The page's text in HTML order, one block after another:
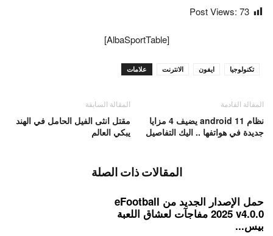
Post Views: 73
[AlbaSportTable]
علامات الانترنت ايفون تكنولوجيا
المقالة السابقة
مقتل انثى الفيل الحامل في الهند
يبكي العالم
المقالة القادمة
نظام android 11 يضيف 4 مزايا
جديدة في هواتفها .. اليك التفاصيل
المقالات ذات الصلة
حمل الإصدار الجديد من eFootball
2025 v4.0.0 مفاجآت لعشاق اللعبة
بيس...